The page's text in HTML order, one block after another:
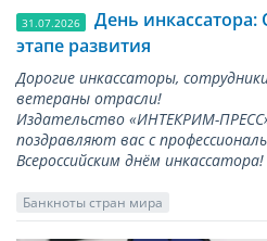
31.07.2026
День
этапе развития
Дорогие инкассаторы,
ветераны отрасли!
Издательство «ИНТЕКРИМ-
поздравляют вас с
Всероссийским днём инкассатора!
Банкноты стран мира